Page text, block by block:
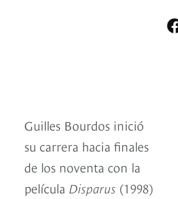
Guilles Bourdos inició
su carrera hacia finales
de los noventa con la
película Disparus (1998)